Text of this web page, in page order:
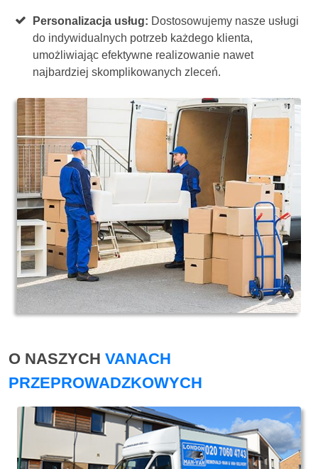
Personalizacja usług: Dostosowujemy nasze usługi
do indywidualnych potrzeb każdego klienta,
umożliwiając efektywne realizowanie nawet
najbardziej skomplikowanych zleceń.
O NASZYCH VANACH
PRZEPROWADZKOWYCH